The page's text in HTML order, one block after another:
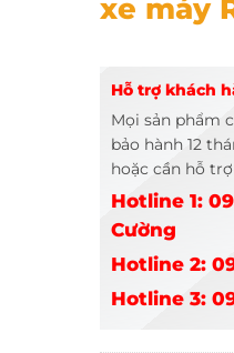
xe máy
Hỗ trợ khách
Mọi sản phẩm
bảo hành 12
hoặc cần hỗ
Hotline 1:
Cường
Hotline 2:
Hotline 3: